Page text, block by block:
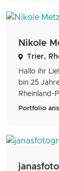
Nikole
Trier,
Hallo ihr
bin 25
Rheinland-
Portfolio